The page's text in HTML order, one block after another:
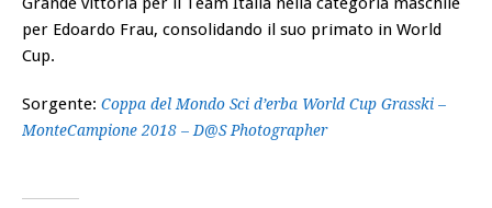
per Edoardo Frau, consolidando il suo primato in World
Cup.
Sorgente: Coppa del Mondo Sci d’erba World Cup Grasski –
MonteCampione 2018 – D@S Photographer